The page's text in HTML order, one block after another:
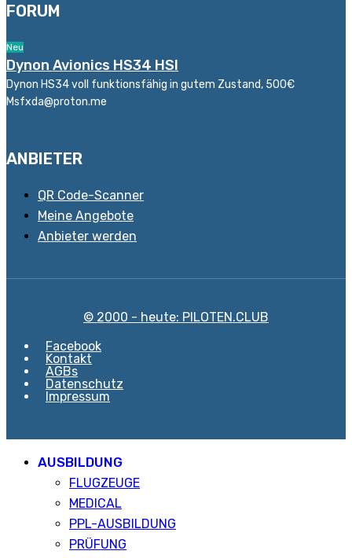
FORUM
Neu
Dynon Avionics HS34 HSI
Dynon HS34 voll funktionsfähig in gutem Zustand, 500€
Msfxda@proton.me
ANBIETER
QR Code-Scanner
Meine Angebote
Anbieter werden
© 2000 - heute: PILOTEN.CLUB
Facebook
Kontakt
AGBs
Datenschutz
Impressum
AUSBILDUNG
FLUGZEUGE
MEDICAL
PPL-AUSBILDUNG
PRÜFUNG